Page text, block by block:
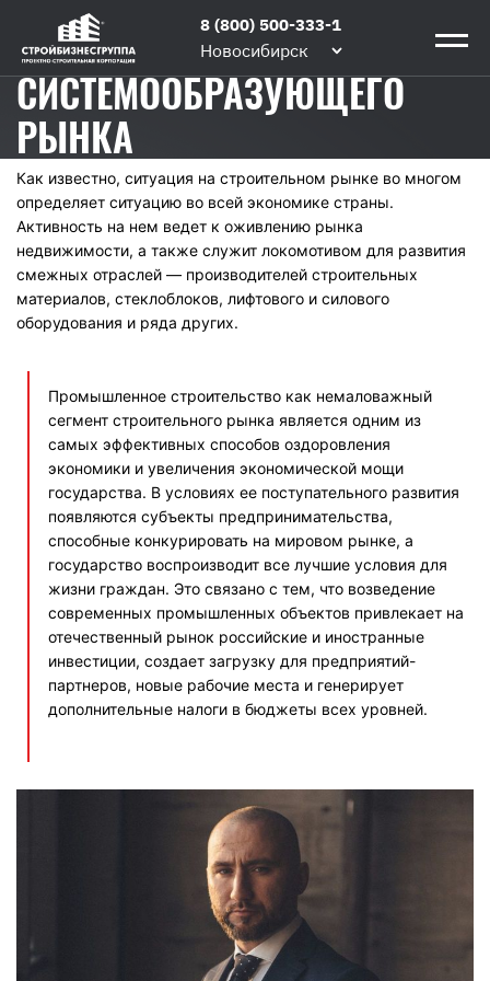
8 (800) 500-333-1
Новосибирск
Главная / Новости компании
системообразующего
рынка
НЕЗАМЕТНЫЕ ГЕРОИ
СИСТЕМООБРАЗУЮЩЕГО
РЫНКА
Как известно, ситуация на строительном рынке во многом
определяет ситуацию во всей экономике страны.
Активность на нем ведет к оживлению рынка
недвижимости, а также служит локомотивом для развития
смежных отраслей — производителей строительных
материалов, стеклоблоков, лифтового и силового
оборудования и ряда других.
Промышленное строительство как немаловажный
сегмент строительного рынка является одним из
самых эффективных способов оздоровления
экономики и увеличения экономической мощи
государства. В условиях ее поступательного развития
появляются субъекты предпринимательства,
способные конкурировать на мировом рынке, а
государство воспроизводит все лучшие условия для
жизни граждан. Это связано с тем, что возведение
современных промышленных объектов привлекает на
отечественный рынок российские и иностранные
инвестиции, создает загрузку для предприятий-
партнеров, новые рабочие места и генерирует
дополнительные налоги в бюджеты всех уровней.